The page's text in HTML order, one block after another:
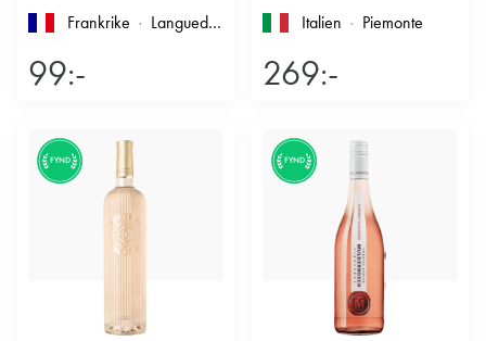
Frankrike
Languedoc-Roussillon , Pays d'Oc
99:-
Italien
Piemonte
269:-
FYND FYND